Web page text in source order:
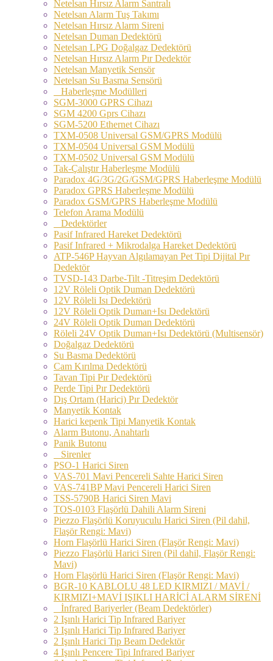
Netelsan Hırsız Alarm Santralı
Netelsan Alarm Tuş Takımı
Netelsan Hırsız Alarm Sireni
Netelsan Duman Dedektörü
Netelsan LPG Doğalgaz Dedektörü
Netelsan Hırsız Alarm Pır Dedektör
Netelsan Manyetik Sensör
Netelsan Su Basma Sensörü
Haberleşme Modülleri
SGM-3000 GPRS Cihazı
SGM 4200 Gprs Cihazı
SGM-5200 Ethernet Cihazı
TXM-0508 Universal GSM/GPRS Modülü
TXM-0504 Universal GSM Modülü
TXM-0502 Universal GSM Modülü
Tak-Çalıştır Haberleşme Modülü
Paradox 4G/3G/2G/GSM/GPRS Haberleşme Modülü
Paradox GPRS Haberleşme Modülü
Paradox GSM/GPRS Haberleşme Modülü
Telefon Arama Modülü
Dedektörler
Pasif Infrared Hareket Dedektörü
Pasif Infrared + Mikrodalga Hareket Dedektörü
ATP-546P Hayvan Algılamayan Pet Tipi Dijital Pır
Dedektör
TVSD-143 Darbe-Tilt -Titreşim Dedektörü
12V Röleli Optik Duman Dedektörü
12V Röleli Isı Dedektörü
12V Röleli Optik Duman+Isı Dedektörü
24V Röleli Optik Duman Dedektörü
Röleli 24V Optik Duman+Isı Dedektörü (Multisensör)
Doğalgaz Dedektörü
Su Basma Dedektörü
Cam Kırılma Dedektörü
Tavan Tipi Pır Dedektörü
Perde Tipi Pır Dedektörü
Dış Ortam (Harici) Pır Dedektör
Manyetik Kontak
Harici kepenk Tipi Manyetik Kontak
Alarm Butonu, Anahtarlı
Panik Butonu
Sirenler
PSO-1 Harici Siren
VAS-701 Mavi Pencereli Sahte Harici Siren
VAS-741BP Mavi Pencereli Harici Siren
TSS-5790B Harici Siren Mavi
TOS-0103 Flaşörlü Dahili Alarm Sireni
Piezzo Flaşörlü Koruyuculu Harici Siren (Pil dahil,
Flaşör Rengi: Mavi)
Horn Flaşörlü Harici Siren (Flaşör Rengi: Mavi)
Piezzo Flaşörlü Harici Siren (Pil dahil, Flaşör Rengi:
Mavi)
Horn Flaşörlü Harici Siren (Flaşör Rengi: Mavi)
BGR-10 KABLOLU 48 LED KIRMIZI / MAVİ /
KIRMIZI+MAVİ IŞIKLI HARİCİ ALARM SİRENİ
İnfrared Bariyerler (Beam Dedektörler)
2 Işınlı Harici Tip Infrared Bariyer
3 Işınlı Harici Tip Infrared Bariyer
2 Işınlı Harici Tip Beam Dedektör
4 Işınlı Pencere Tipi Infrared Bariyer